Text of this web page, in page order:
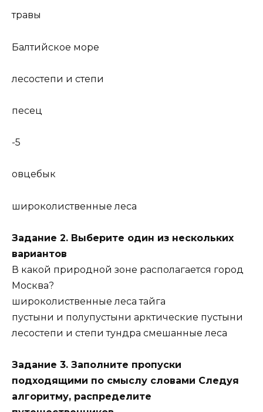
травы
Балтийское море
лесостепи и степи
песец
-5
овцебык
широколиственные леса
Задание 2. Выберите один из нескольких
вариантов
В какой природной зоне располагается город
Москва?
широколиственные леса тайга
пустыни и полупустыни арктические пустыни
лесостепи и степи тундра смешанные леса
Задание 3. Заполните пропуски
подходящими по смыслу словами Следуя
алгоритму, распределите